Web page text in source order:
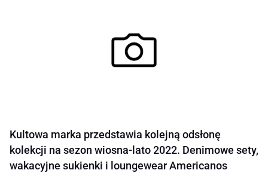
Kultowa marka przedstawia kolejną odsłonę
kolekcji na sezon wiosna-lato 2022. Denimowe sety,
wakacyjne sukienki i loungewear Americanos